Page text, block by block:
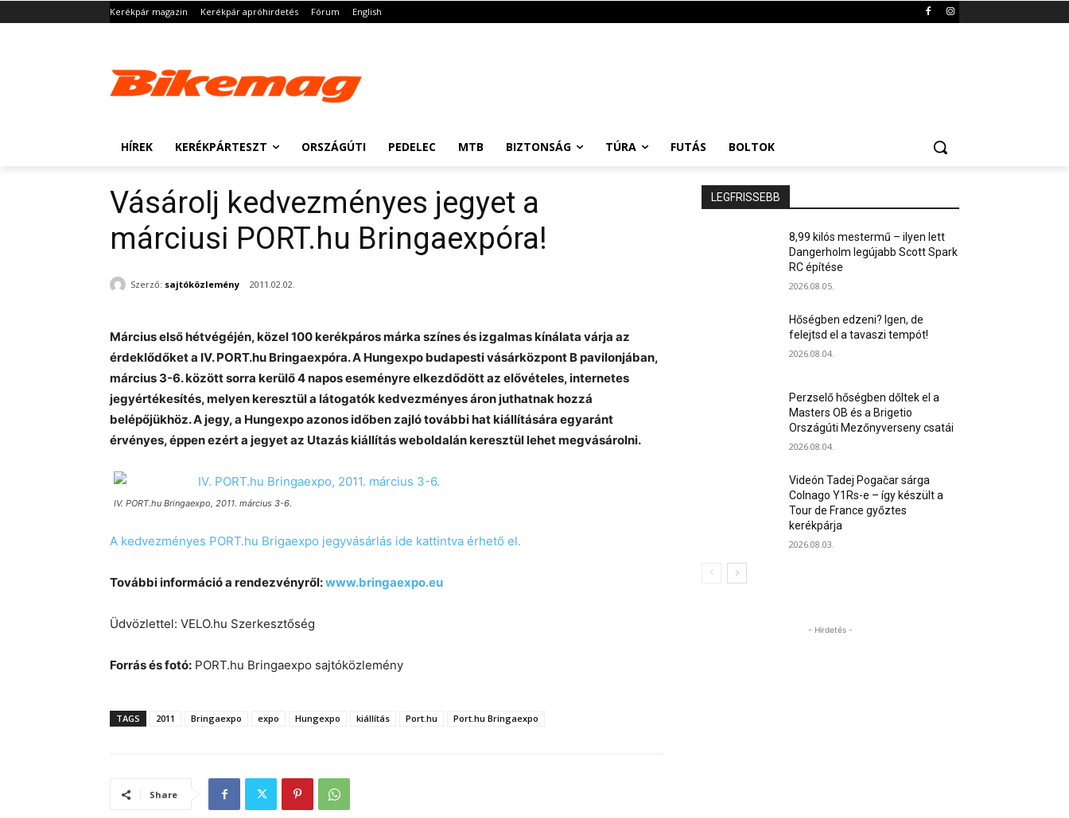
Kerékpár magazin Kerékpár apróhirdetés Fórum English
HÍREK KERÉKPÁRTESZT ORSZÁGÚTI PEDELEC MTB BIZTONSÁG TÚRA FUTÁS BOLTOK
Vásárolj kedvezményes jegyet a
márciusi PORT.hu Bringaexpóra!
Szerző: sajtóközlemény 2011.02.02.
Március első hétvégéjén, közel 100 kerékpáros márka színes és izgalmas kínálata várja az
érdeklődőket a IV. PORT.hu Bringaexpóra. A Hungexpo budapesti vásárközpont B pavilonjában,
március 3-6. között sorra kerülő 4 napos eseményre elkezdődött az elővételes, internetes
jegyértékesítés, melyen keresztül a látogatók kedvezményes áron juthatnak hozzá
belépőjükhöz. A jegy, a Hungexpo azonos időben zajló további hat kiállítására egyaránt
érvényes, éppen ezért a jegyet az Utazás kiállítás weboldalán keresztül lehet megvásárolni.
IV. PORT.hu Bringaexpo, 2011. március 3-6.
A kedvezményes PORT.hu Brigaexpo jegyvásárlás ide kattintva érhető el.
További információ a rendezvényről:www.bringaexpo.eu
Üdvözlettel: VELO.hu Szerkesztőség
Forrás és fotó: PORT.hu Bringaexpo sajtóközlemény
TAGS 2011 Bringaexpo expo Hungexpo kiállítás Port.hu Port.hu Bringaexpo
Share
LEGFRISSEBB
8,99 kilós mestermű – ilyen lett
Dangerholm legújabb Scott Spark
RC építése
2026.08.05.
Hőségben edzeni? Igen, de
felejtsd el a tavaszi tempót!
2026.08.04.
Perzselő hőségben dőltek el a
Masters OB és a Brigetio
Országúti Mezőnyverseny csatái
2026.08.04.
Videón Tadej Pogačar sárga
Colnago Y1Rs-e – így készült a
Tour de France győztes
kerékpárja
2026.08.03.
- Hirdetés -